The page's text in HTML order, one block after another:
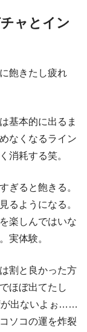
ャとイン
飽きたし疲れ
基本的に出るま
なくなるライン
消耗する笑。
ぎると飽きる。
るようになる。
楽しんではいな
実体験。
割と良かった方
ほぼ出てたし
が出ないよぉ……
ソコの運を炸裂